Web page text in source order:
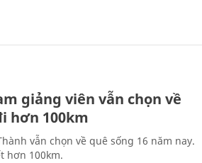
giảng viên vẫn chọn về
hơn 100km
vẫn chọn về quê sống 16 năm nay.
hơn 100km.